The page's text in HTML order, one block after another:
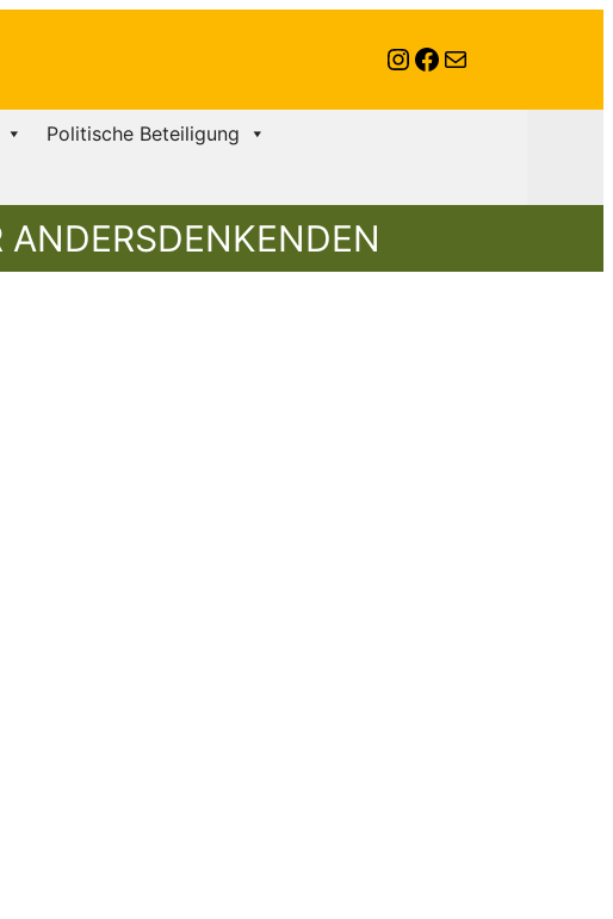
Instagram
Facebook
E-Mail
Politische Beteiligung
ANDERSDENKENDEN